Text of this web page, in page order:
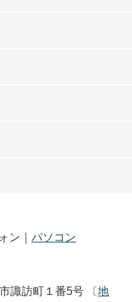
ン｜ パソコン
諏訪町１番5号 〔地